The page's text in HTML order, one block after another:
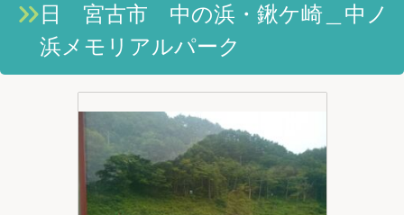
岩手県の被害状況
ピックアップコンテンツ
Foreign Laguage
テーマから探す 地図から探す
日 宮古市 中の浜・鍬ケ崎＿中ノ
浜メモリアルパーク